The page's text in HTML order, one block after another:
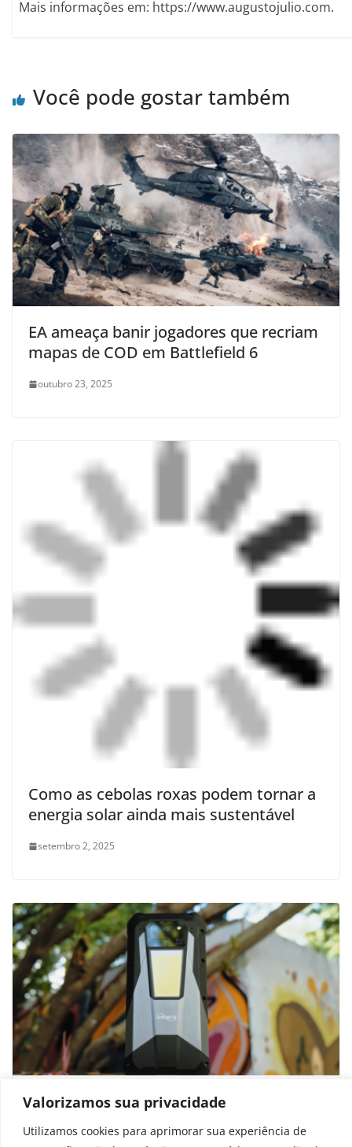
Valorizamos sua privacidade
Utilizamos cookies para aprimorar sua experiência de
Mais informações em: https://www.augustojulio.com.
Você pode gostar também
EA ameaça banir jogadores que recriam
mapas de COD em Battlefield 6
outubro 23, 2025
Como as cebolas roxas podem tornar a
energia solar ainda mais sustentável
setembro 2, 2025
5 celulares com as maiores baterias do
mundo; veja quais vendem no Brasil